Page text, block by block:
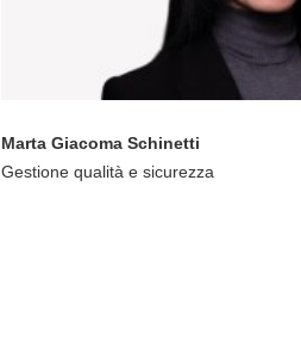
Marta Giacoma Schinetti
Gestione qualità e sicurezza